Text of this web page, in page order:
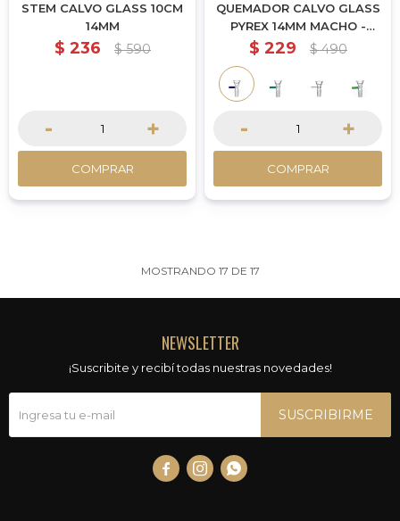
STEM CALVO GLASS 10CM
14MM
$ 236 $ 590
- +
COMPRAR
QUEMADOR CALVO GLASS
PYREX 14MM MACHO -
AZUL
$ 229 $ 490
- +
COMPRAR
MOSTRANDO 17 DE 17
NEWSLETTER
¡Suscribite y recibí todas nuestras novedades!
SUSCRIBIRME
  